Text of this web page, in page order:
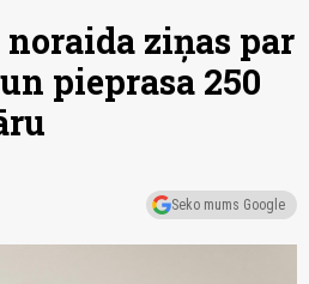
ziņas par
pieprasa 250
Seko mums Google